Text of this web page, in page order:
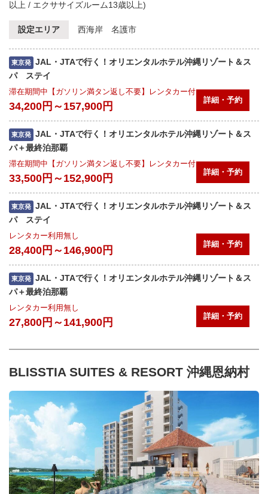
以上 / エクササイズルーム13歳以上)
設定エリア 西海岸 名護市
東京発 JAL・JTAで行く！オリエンタルホテル沖縄リゾート＆ス
パ ステイ
滞在期間中【ガソリン満タン返し不要】レンタカー付
34,200円～157,900円
詳細・予約
東京発 JAL・JTAで行く！オリエンタルホテル沖縄リゾート＆ス
パ＋最終泊那覇
滞在期間中【ガソリン満タン返し不要】レンタカー付
33,500円～152,900円
詳細・予約
東京発 JAL・JTAで行く！オリエンタルホテル沖縄リゾート＆ス
パ ステイ
レンタカー利用無し
28,400円～146,900円
詳細・予約
東京発 JAL・JTAで行く！オリエンタルホテル沖縄リゾート＆ス
パ＋最終泊那覇
レンタカー利用無し
27,800円～141,900円
詳細・予約
BLISSTIA SUITES & RESORT 沖縄恩納村